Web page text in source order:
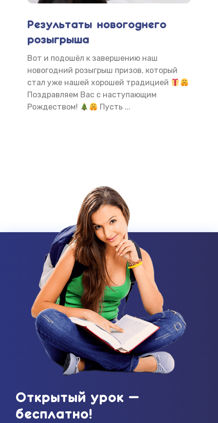
Результаты новогоднего
розыгрыша
Вот и подошёл к завершению наш
новогодний розыгрыш призов, который
стал уже нашей хорошей традицией
Поздравляем Вас с наступающим
Рождеством!
Пусть ...
Открытый урок —
бесплатно!